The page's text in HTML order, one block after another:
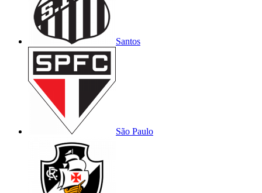
Santos
São Paulo